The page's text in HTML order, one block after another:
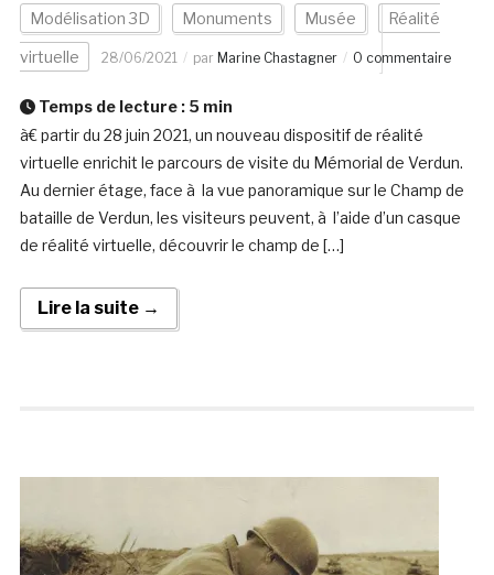
Modélisation 3D Monuments Musée Réalité
virtuelle 28/06/2021 par Marine Chastagner 0 commentaire
Temps de lecture : 5 min
à€ partir du 28 juin 2021, un nouveau dispositif de réalité
virtuelle enrichit le parcours de visite du Mémorial de Verdun.
Au dernier étage, face à la vue panoramique sur le Champ de
bataille de Verdun, les visiteurs peuvent, à l’aide d’un casque
de réalité virtuelle, découvrir le champ de […]
Lire la suite →